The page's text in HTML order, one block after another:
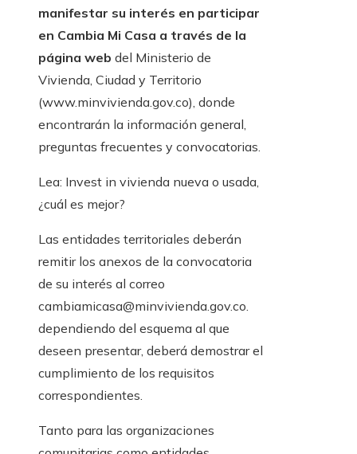
manifestar su interés en participar
en Cambia Mi Casa a través de la
página web del Ministerio de
Vivienda, Ciudad y Territorio
(www.minvivienda.gov.co), donde
encontrarán la información general,
preguntas frecuentes y convocatorias.
Lea: Invest in vivienda nueva o usada,
¿cuál es mejor?
Las entidades territoriales deberán
remitir los anexos de la convocatoria
de su interés al correo
cambiamicasa@minvivienda.gov.co.
dependiendo del esquema al que
deseen presentar, deberá demostrar el
cumplimiento de los requisitos
correspondientes.
Tanto para las organizaciones